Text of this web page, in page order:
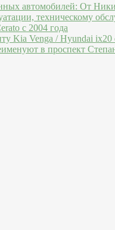
автомобилей: От
техническому
c 2004 года
Kia Venga / Hyundai ix20
в проспект